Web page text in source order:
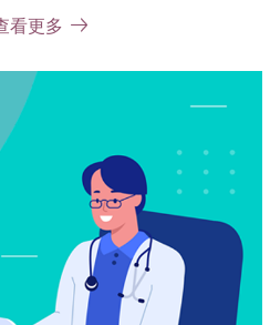
院”普通外科住院医生培训基
、四届广东省医学会外科学分会
胃肠外科学分会主委单位。创办
消化肿瘤杂志（电子版）》。主
外科手术学》、《消化道吻合器
疗学》、《外科临床手册》、
保肛手术》、《胃癌外科学》；
疗》；副主编：《临床诊疗指
消化肿瘤手术学》；参编：
学》、《外科学》等著作。从
举办了9届“全国胃肠外科学术
看更多